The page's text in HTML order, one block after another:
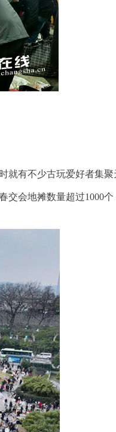
就有不少古玩爱好者集
会地摊数量超过1000个